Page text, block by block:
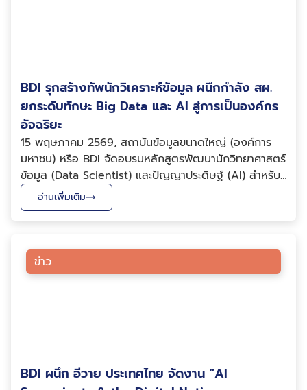
BDI รุกสร้างทัพนักวิเคราะห์ข้อมูล ผนึกกำลัง สผ.
ยกระดับทักษะ Big Data และ AI สู่การเป็นองค์กร
อัจฉริยะ
15 พฤษภาคม 2569, สถาบันข้อมูลขนาดใหญ่ (องค์การ
มหาชน) หรือ BDI จัดอบรมหลักสูตรพัฒนานักวิทยาศาสตร์
ข้อมูล (Data Scientist) และปัญญาประดิษฐ์ (AI) สำหรับ
บุคลากรสำนักงานเลขาธิการสภาผู้แทนราษฎร (สผ.) โดยมี
นายเบญจ์ รักตันติโชค ผู้อำนวยการฝ่ายวิจัยและนวัตกรรม
เจ้าหน้าที่ฝ่ายวิจัยและนวัตกรรม ดร.อังคณา พรหมรา...
อ่านเพิ่มเติม
ข่าว
BDI ผนึก อีวาย ประเทศไทย จัดงาน “AI